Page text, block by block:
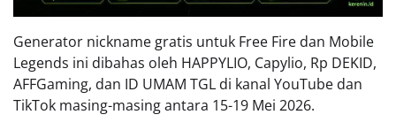
Generator nickname gratis untuk Free Fire dan Mobile
Legends ini dibahas oleh HAPPYLIO, Capylio, Rp DEKID,
AFFGaming, dan ID UMAM TGL di kanal YouTube dan
TikTok masing-masing antara 15-19 Mei 2026.